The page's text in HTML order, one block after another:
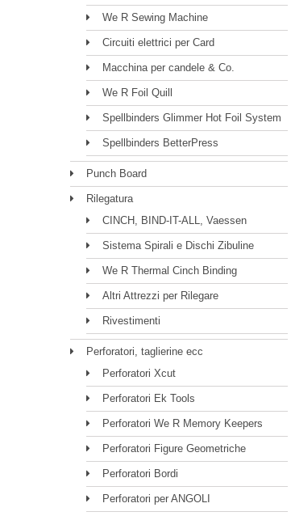
We R Sewing Machine
Circuiti elettrici per Card
Macchina per candele & Co.
We R Foil Quill
Spellbinders Glimmer Hot Foil System
Spellbinders BetterPress
Punch Board
Rilegatura
CINCH, BIND-IT-ALL, Vaessen
Sistema Spirali e Dischi Zibuline
We R Thermal Cinch Binding
Altri Attrezzi per Rilegare
Rivestimenti
Perforatori, taglierine ecc
Perforatori Xcut
Perforatori Ek Tools
Perforatori We R Memory Keepers
Perforatori Figure Geometriche
Perforatori Bordi
Perforatori per ANGOLI